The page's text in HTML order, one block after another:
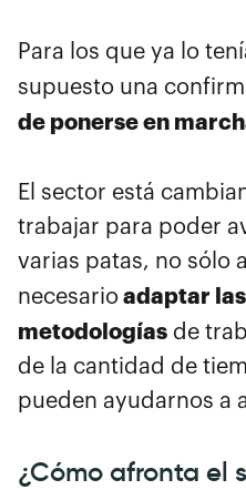
Para los que ya lo
supuesto una
de ponerse en
El sector está
trabajar para poder
varias patas, no sólo
necesario adaptar
metodologías de
de la cantidad de
pueden ayudarnos a
¿Cómo afronta el